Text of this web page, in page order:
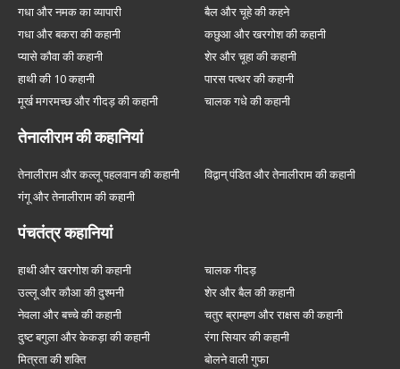
गधा और नमक का व्यापारी
बैल और चूहे की कहने
गधा और बकरा की कहानी
कछुआ और खरगोश की कहानी
प्यासे कौवा की कहानी
शेर और चूहा की कहानी
हाथी की 10 कहानी
पारस पत्थर की कहानी
मूर्ख मगरमच्छ और गीदड़ की कहानी
चालक गधे की कहानी
तेनालीराम की कहानियां
तेनालीराम और कल्लू पहलवान की कहानी
विद्वान् पंडित और तेनालीराम की कहानी
गंगू और तेनालीराम की कहानी
पंचतंत्र कहानियां
हाथी और खरगोश की कहानी
चालक गीदड़
उल्लू और कौआ की दुश्मनी
शेर और बैल की कहानी
नेवला और बच्चे की कहानी
चतुर ब्राम्हण और राक्षस की कहानी
दुष्ट बगुला और केकड़ा की कहानी
रंगा सियार की कहानी
मित्रता की शक्ति
बोलने वाली गुफा